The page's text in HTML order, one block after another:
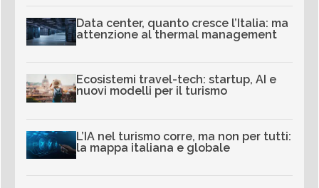
Data center, quanto cresce l’Italia: ma
attenzione al thermal management
Ecosistemi travel-tech: startup, AI e
nuovi modelli per il turismo
L’IA nel turismo corre, ma non per tutti:
la mappa italiana e globale